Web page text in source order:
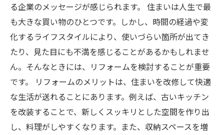
る企業のメッセージが感じられます。 住まいは人生で最
も大きな買い物のひとつです。しかし、時間の経過や変
化するライフスタイルにより、使いづらい箇所が出てき
たり、見た目にも不満を感じることがあるかもしれませ
ん。そんなときには、リフォームを検討することが重要
です。 リフォームのメリットは、住まいを改修して快適
な生活が送れることにあります。例えば、古いキッチン
を改装することで、新しくスッキリとした空間を作り出
し、料理がしやすくなります。また、収納スペースを増